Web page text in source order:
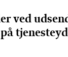
ved